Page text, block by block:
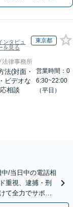
ンタビュ
を見る
東京都
法律事務所
法(対面・
ビデオな
相談
営業時間：0
6:30~22:00
（平日）
/当日中の電話相
重視、逮捕・刑
て全力でサポー